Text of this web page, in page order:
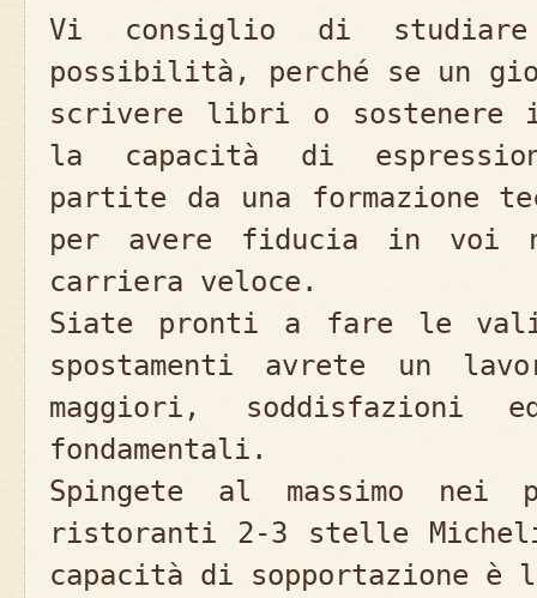
Vi consiglio di
possibilità, perché se un
scrivere libri o
la capacità di
partite da una formazione
per avere fiducia in voi
carriera veloce.
Siate pronti a fare le
spostamenti avrete un
maggiori, soddisfazioni
fondamentali.
Spingete al massimo
ristoranti 2-3 stelle
capacità di sopportazione è